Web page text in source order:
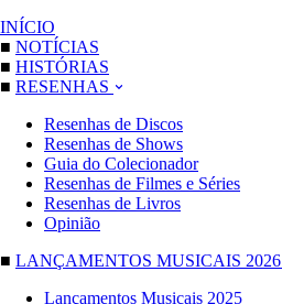
INÍCIO
■ NOTÍCIAS
■ HISTÓRIAS
■ RESENHAS
Resenhas de Discos
Resenhas de Shows
Guia do Colecionador
Resenhas de Filmes e Séries
Resenhas de Livros
Opinião
■ LANÇAMENTOS MUSICAIS 2026
Lançamentos Musicais 2025